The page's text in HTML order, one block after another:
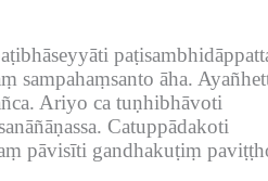
sampahaṃsanto āha.
Ariyo ca tuṇhibhāvoti
Catuppādakoti
pāvisīti gandhakuṭiṃ